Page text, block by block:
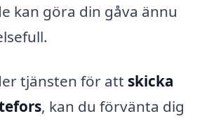
kan göra din gåva ännu
tjänsten för att skicka
, kan du förvänta dig